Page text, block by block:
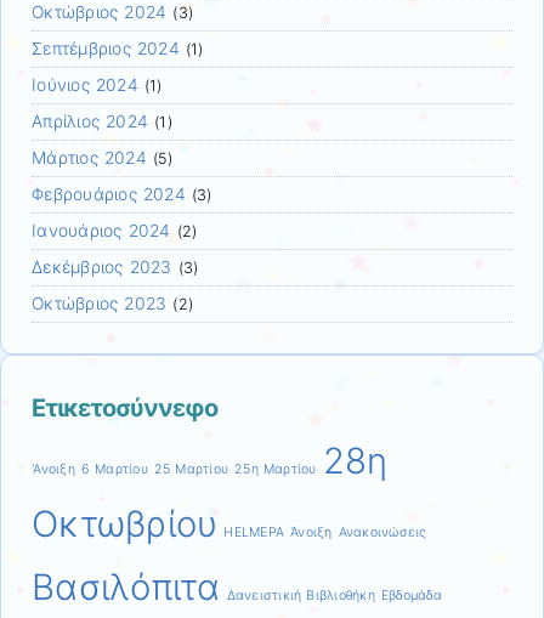
Οκτώβριος 2024 (3)
Σεπτέμβριος 2024 (1)
Ιούνιος 2024 (1)
Απρίλιος 2024 (1)
Μάρτιος 2024 (5)
Φεβρουάριος 2024 (3)
Ιανουάριος 2024 (2)
Δεκέμβριος 2023 (3)
Οκτώβριος 2023 (2)
Ετικετοσύννεφο
'Ανοιξη 6 Μαρτίου 25 Μαρτίου 25η Μαρτίου
28η
Οκτωβρίου
HELMEPA Άνοιξη Ανακοινώσεις
Βασιλόπιτα Δανειστικιή Βιβλιοθήκη Εβδομάδα